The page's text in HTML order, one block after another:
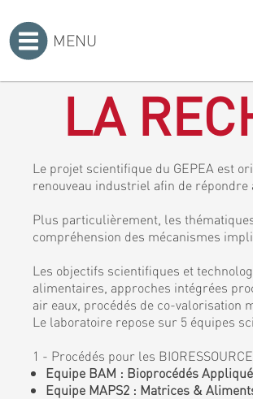
MENU
LA
Le projet scientifique du GEPEA est
renouveau industriel afin de
Plus particulièrement, les
compréhension des mécanismes
Les objectifs scientifiques et
alimentaires, approches intégrées
air eaux, procédés de co-valorisation
Le laboratoire repose sur 5 équipes
1 - Procédés pour les
Equipe BAM : Bioprocédés
Equipe MAPS2 : Matrices &